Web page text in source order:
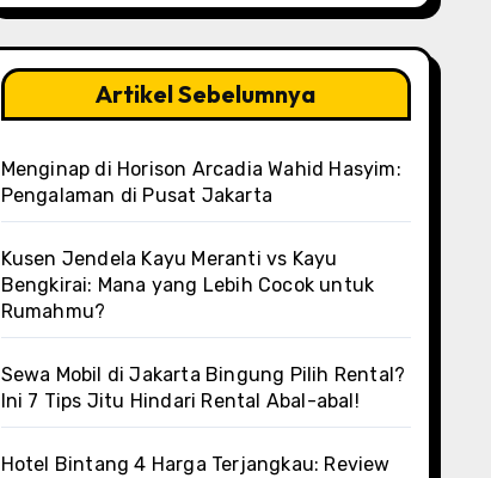
Artikel Sebelumnya
Menginap di Horison Arcadia Wahid Hasyim:
Pengalaman di Pusat Jakarta
Kusen Jendela Kayu Meranti vs Kayu
Bengkirai: Mana yang Lebih Cocok untuk
Rumahmu?
Sewa Mobil di Jakarta Bingung Pilih Rental?
Ini 7 Tips Jitu Hindari Rental Abal-abal!
Hotel Bintang 4 Harga Terjangkau: Review